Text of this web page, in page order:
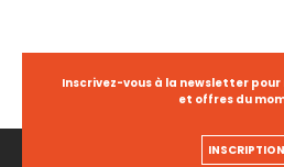
Inscrivez-vous à la newsletter
et offres du
INSCRIPTION